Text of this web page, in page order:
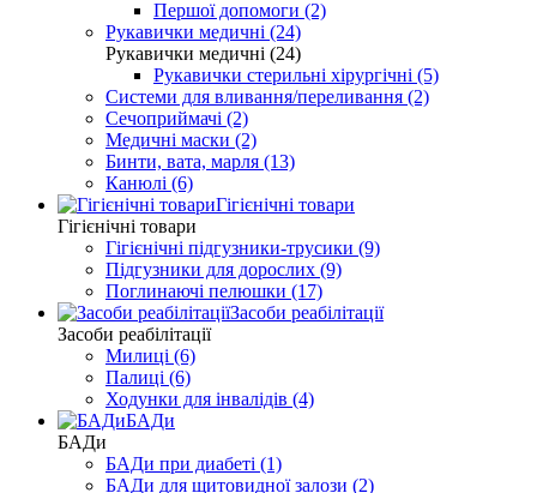
Першої допомоги (2)
Рукавички медичні (24)
Рукавички медичні (24)
Рукавички стерильні хірургічні (5)
Системи для вливання/переливання (2)
Сечоприймачі (2)
Медичні маски (2)
Бинти, вата, марля (13)
Канюлі (6)
Гігієнічні товари
Гігієнічні товари
Гігієнічні підгузники-трусики (9)
Підгузники для дорослих (9)
Поглинаючі пелюшки (17)
Засоби реабілітації
Засоби реабілітації
Милиці (6)
Палиці (6)
Ходунки для інвалідів (4)
БАДи
БАДи
БАДи при диабеті (1)
БАДи для щитовидної залози (2)